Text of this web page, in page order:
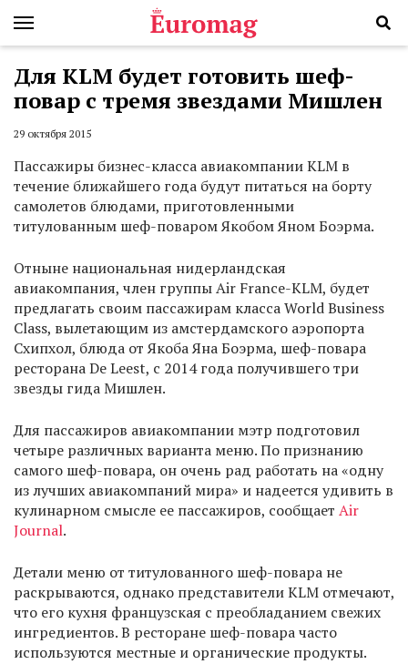
Для KLM будет готовить шеф-
повар с тремя звездами Мишлен
29 октября 2015
Пассажиры бизнес-класса авиакомпании KLM в
течение ближайшего года будут питаться на борту
самолетов блюдами, приготовленными
титулованным шеф-поваром Якобом Яном Боэрма.
Отныне национальная нидерландская
авиакомпания, член группы Air France-KLM, будет
предлагать своим пассажирам класса World Business
Class, вылетающим из амстердамского аэропорта
Схипхол, блюда от Якоба Яна Боэрма, шеф-повара
ресторана De Leest, с 2014 года получившего три
звезды гида Мишлен.
Для пассажиров авиакомпании мэтр подготовил
четыре различных варианта меню. По признанию
самого шеф-повара, он очень рад работать на «одну
из лучших авиакомпаний мира» и надеется удивить в
кулинарном смысле ее пассажиров, сообщает Air
Journal.
Детали меню от титулованного шеф-повара не
раскрываются, однако представители KLM отмечают,
что его кухня французская с преобладанием свежих
ингредиентов. В ресторане шеф-повара часто
используются местные и органические продукты.